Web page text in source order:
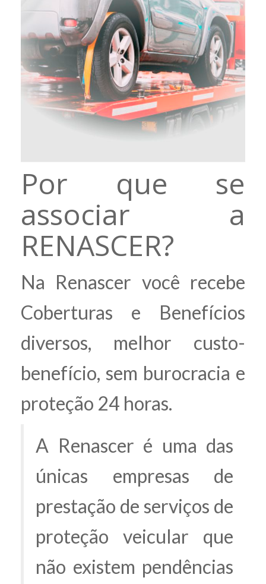
Por que se
associar a
RENASCER?
Na Renascer você recebe
Coberturas e Benefícios
diversos, melhor custo-
benefício, sem burocracia e
proteção 24 horas.
A Renascer é uma das
únicas empresas de
prestação de serviços de
proteção veicular que
não existem pendências